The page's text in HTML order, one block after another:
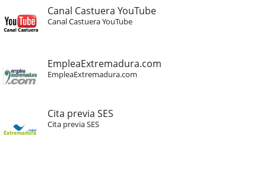
Canal Castuera YouTube
Canal Castuera YouTube
EmpleaExtremadura.com
EmpleaExtremadura.com
Cita previa SES
Cita previa SES